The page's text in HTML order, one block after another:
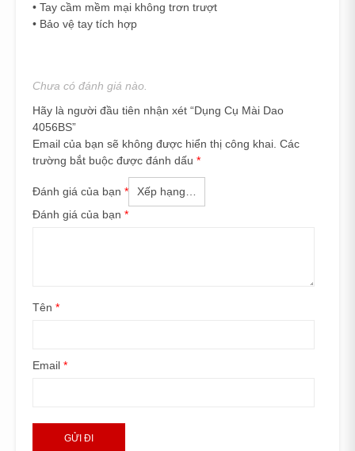
• Tay cầm mềm mại không trơn trượt
• Bảo vệ tay tích hợp
Chưa có đánh giá nào.
Hãy là người đầu tiên nhận xét “Dụng Cụ Mài Dao
4056BS”
Email của bạn sẽ không được hiển thị công khai. Các
trường bắt buộc được đánh dấu *
Đánh giá của bạn *
Đánh giá của bạn *
Tên *
Email *